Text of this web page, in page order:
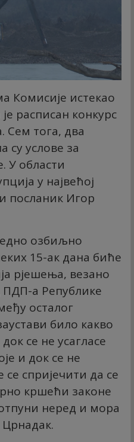
Комисије истекао
расписан конкурс
Сем тога, два
су услове за
У области
у највећој
посланик Игор
озбиљно
15-ак дана биће
рјешења, везано
ПДП-а Републике
осталог
било какво
се не усагласе
и док се не
спријечити да се
кршећи законе
неред и мора
Црнадак.